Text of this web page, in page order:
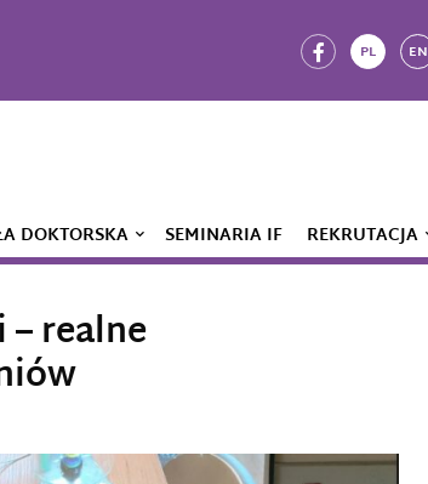
PL EN
DOKTORSKA SEMINARIA IF REKRUTACJA
realne